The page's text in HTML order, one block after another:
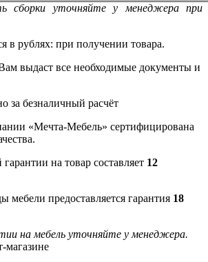
сборки уточняйте у менеджера при
в рублях: при получении товара.
выдаст все необходимые документы и
за безналичный расчёт
«Мечта-Мебель» сертифицирована
на товар составляет 12
мебели предоставляется гарантия 18
на мебель уточняйте у менеджера.
магазине